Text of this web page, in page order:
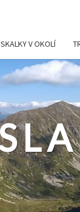
SKALKY V OKOLÍ